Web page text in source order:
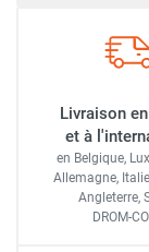
Livraison
et à
en Belgique,
Allemagne,
Angleterre,
DROM-